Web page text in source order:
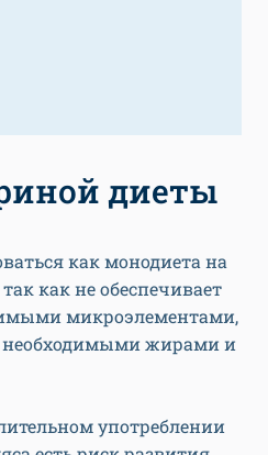
диеты
как монодиета на
как не обеспечивает
микроэлементами,
необходимыми жирами и
употреблении